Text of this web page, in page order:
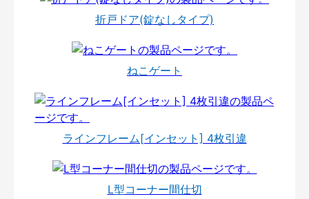
折戸ドア(錠なしタイプ)
ねこゲート
ラインフレーム[インセット] 4枚引違
L型コーナー間仕切